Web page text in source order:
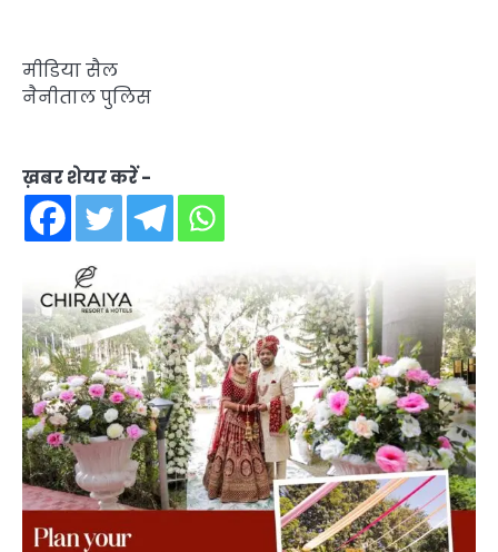
मीडिया सैल
नैनीताल पुलिस
ख़बर शेयर करें -